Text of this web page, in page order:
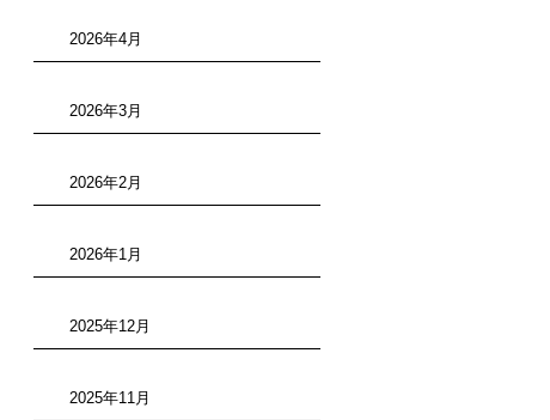
2026年4月
2026年3月
2026年2月
2026年1月
2025年12月
2025年11月